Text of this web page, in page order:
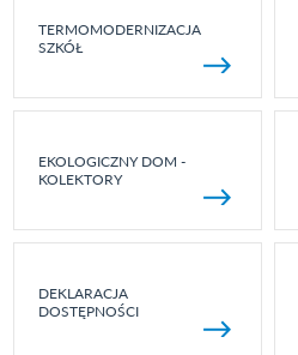
TERMOMODERNIZACJA
SZKÓŁ
EKOLOGICZNY DOM -
KOLEKTORY
DEKLARACJA
DOSTĘPNOŚCI